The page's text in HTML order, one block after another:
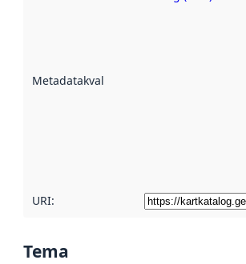
Metadatakvalitet
Metadatakvalitet
URI:
Tema